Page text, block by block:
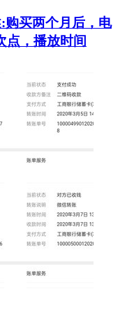
购买两个月后，电
点，播放时间